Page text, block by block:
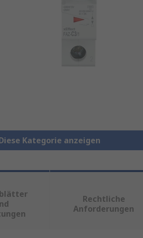
Kategorie anzeigen
Rechtliche
Anforderungen